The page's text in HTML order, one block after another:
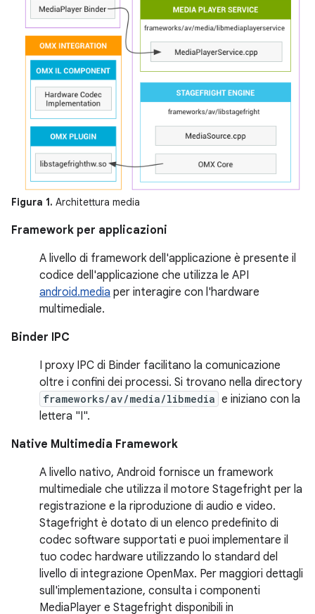
Figura 1. Architettura media
Framework per applicazioni
A livello di framework dell'applicazione è presente il
codice dell'applicazione che utilizza le API
android.media per interagire con l'hardware
multimediale.
Binder IPC
I proxy IPC di Binder facilitano la comunicazione
oltre i confini dei processi. Si trovano nella directory
frameworks/av/media/libmedia e iniziano con la
lettera "I".
Native Multimedia Framework
A livello nativo, Android fornisce un framework
multimediale che utilizza il motore Stagefright per la
registrazione e la riproduzione di audio e video.
Stagefright è dotato di un elenco predefinito di
codec software supportati e puoi implementare il
tuo codec hardware utilizzando lo standard del
livello di integrazione OpenMax. Per maggiori dettagli
sull'implementazione, consulta i componenti
MediaPlayer e Stagefright disponibili in